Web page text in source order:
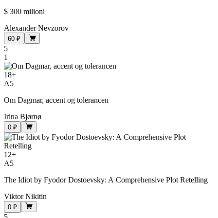
$ 300 milioni
Alexander Nevzorov
60 ₽
5
1
18+
A5
Om Dagmar, accent og tolerancen
Irina Bjørnø
0 ₽
12+
A5
The Idiot by Fyodor Dostoevsky: A Comprehensive Plot Retelling
Viktor Nikitin
0 ₽